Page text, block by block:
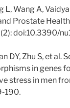
L, Wang A,
Prostate
doi:10.3390/
DY, Zhu S, et al.
in genes
stress in men
190.